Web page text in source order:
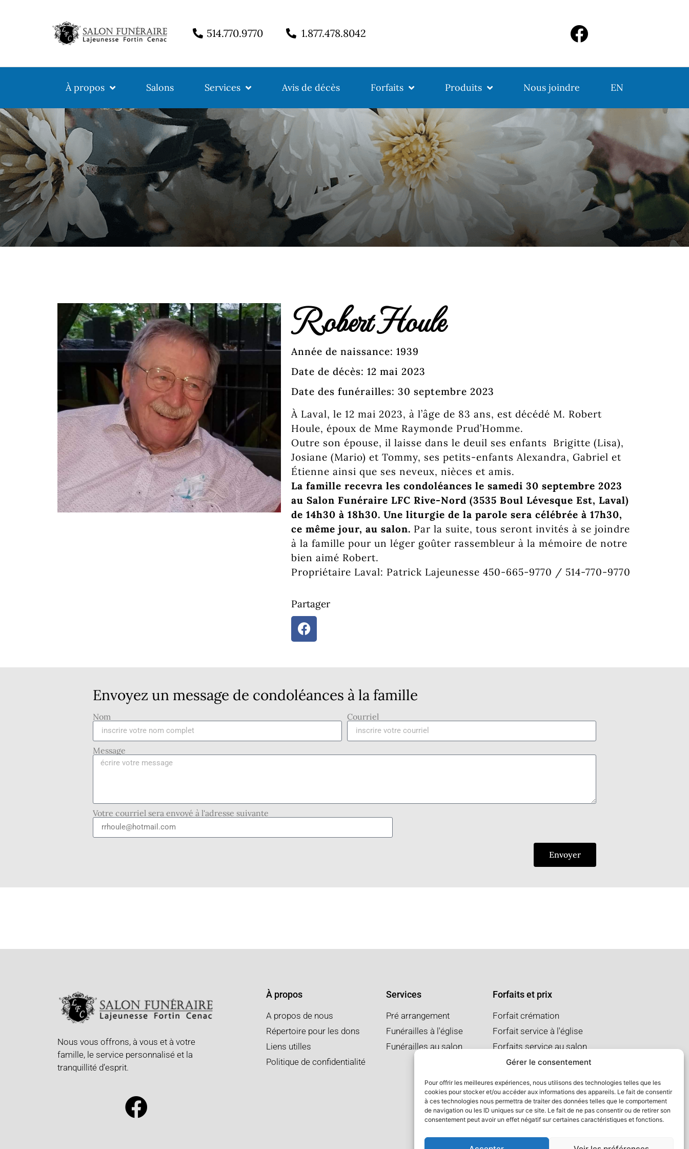
Gérer le consentement
Pour offrir les meilleures expériences, nous utilisons des technologies telles que les
cookies pour stocker et/ou accéder aux informations des appareils. Le fait de consentir
à ces technologies nous permettra de traiter des données telles que le comportement
de navigation ou les ID uniques sur ce site. Le fait de ne pas consentir ou de retirer son
consentement peut avoir un effet négatif sur certaines caractéristiques et fonctions.
514.770.9770 1.877.478.8042
À propos Salons Services Avis de décès Forfaits Produits Nous joindre EN
Robert Houle
Année de naissance: 1939
Date de décès: 12 mai 2023
Date des funérailles: 30 septembre 2023
À Laval, le 12 mai 2023, à l’âge de 83 ans, est décédé M. Robert
Houle, époux de Mme Raymonde Prud’Homme.
Outre son épouse, il laisse dans le deuil ses enfants Brigitte (Lisa),
Josiane (Mario) et Tommy, ses petits-enfants Alexandra, Gabriel et
Étienne ainsi que ses neveux, nièces et amis.
La famille recevra les condoléances le samedi 30 septembre 2023
au Salon Funéraire LFC Rive-Nord (3535 Boul Lévesque Est, Laval)
de 14h30 à 18h30. Une liturgie de la parole sera célébrée à 17h30,
ce même jour, au salon. Par la suite, tous seront invités à se joindre
à la famille pour un léger goûter rassembleur à la mémoire de notre
bien aimé Robert.
Propriétaire Laval: Patrick Lajeunesse 450-665-9770 / 514-770-9770
Partager
Envoyez un message de condoléances à la famille
Nom Courriel
Message
Votre courriel sera envoyé à l'adresse suivante
Envoyer
Nous vous offrons, à vous et à votre
famille, le service personnalisé et la
tranquillité d’esprit.
À propos
A propos de nous
Répertoire pour les dons
Liens utilles
Politique de confidentialité
Services
Pré arrangement
Funérailles à l'église
Funérailles au salon
Forfaits et prix
Forfait crémation
Forfait service à l'église
Forfaits service au salon